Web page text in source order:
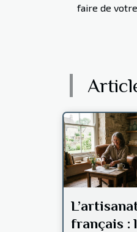
faire de
français :